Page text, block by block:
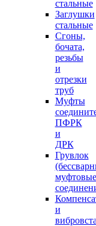
стальные
Заглушки
стальные
Сгоны,
бочата,
резьбы
и
отрезки
труб
Муфты
ПФРК
и
ДРК
Грувлок
муфтовые
и